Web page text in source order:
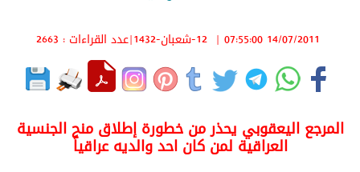
14/07/2011 07:55:00
| 12-شعبان-1432 |عدد القراءات : 2663
المرجع اليعقوبي يحذر من خطورة إطلاق منح الجنسية
العراقية لمن كان احد والديه عراقياً